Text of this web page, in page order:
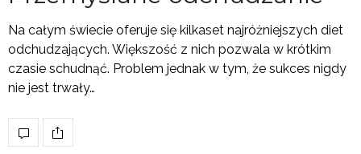
Na całym świecie oferuje się kilkaset najróżniejszych diet
odchudzających. Większość z nich pozwala w krótkim
czasie schudnąć. Problem jednak w tym, że sukces nigdy
nie jest trwały…